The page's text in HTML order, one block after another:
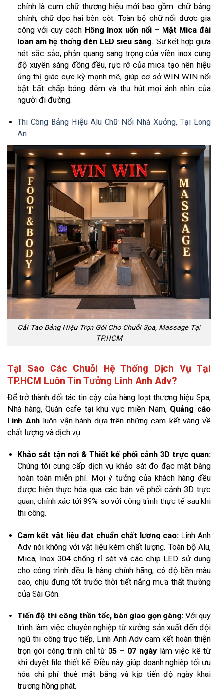
chính là cụm chữ thương hiệu mới bao gồm: chữ bảng
chính, chữ dọc hai bên cột. Toàn bộ chữ nổi được gia
công với quy cách Hông Inox uốn nổi – Mặt Mica đài
loan âm hệ thống đèn LED siêu sáng. Sự kết hợp giữa
nét sắc sảo, phản quang sang trọng của viền inox cùng
độ xuyên sáng đồng đều, rực rỡ của mica tạo nên hiệu
ứng thị giác cực kỳ mạnh mẽ, giúp cơ sở WIN WIN nổi
bật bất chấp bóng đêm và thu hút mọi ánh nhìn của
người đi đường.
Thi Công Bảng Hiệu Alu Chữ Nổi Nhà Xưởng, Tại Long
An
Cải Tạo Bảng Hiệu Trọn Gói Cho Chuỗi Spa, Massage Tại
TP.HCM
Tại Sao Các Chuỗi Hệ Thống Dịch Vụ Tại
TP.HCM Luôn Tin Tưởng Linh Anh Adv?
Để trở thành đối tác tin cậy của hàng loạt thương hiệu Spa,
Nhà hàng, Quán cafe tại khu vực miền Nam, Quảng cáo
Linh Anhluôn vận hành dựa trên những cam kết vàng về
chất lượng và dịch vụ:
Khảo sát tận nơi & Thiết kế phối cảnh 3D trực quan:
Chúng tôi cung cấp dịch vụ khảo sát đo đạc mặt bằng
hoàn toàn miễn phí. Mọi ý tưởng của khách hàng đều
được hiện thực hóa qua các bản vẽ phối cảnh 3D trực
quan, chính xác tới 99% so với công trình thực tế sau khi
thi công.
Cam kết vật liệu đạt chuẩn chất lượng cao:Linh Anh
Adv nói không với vật liệu kém chất lượng. Toàn bộ Alu,
Mica, Inox 304 chống rỉ sét và các chip LED sử dụng
cho công trình đều là hàng chính hãng, có độ bền màu
cao, chịu đựng tốt trước thời tiết nắng mưa thất thường
của Sài Gòn.
Tiến độ thi công thần tốc, bàn giao gọn gàng:Với quy
trình làm việc chuyên nghiệp từ xưởng sản xuất đến đội
ngũ thi công trực tiếp, Linh Anh Adv cam kết hoàn thiện
trọn gói công trình chỉ từ 05 – 07 ngàylàm việc kể từ
khi duyệt file thiết kế. Điều này giúp doanh nghiệp tối ưu
hóa chi phí thuê mặt bằng và kịp tiến độ ngày khai
trương hồng phát.